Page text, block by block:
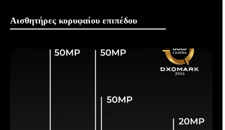
Αισθητήρες κορυφαίου επιπέδου